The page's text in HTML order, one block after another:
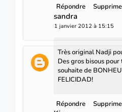
Répondre
sandra
1 janvier 2012 à 15:15
Très original Nadji
Des gros bisous
souhaite de
FELICIDAD!
Répondre